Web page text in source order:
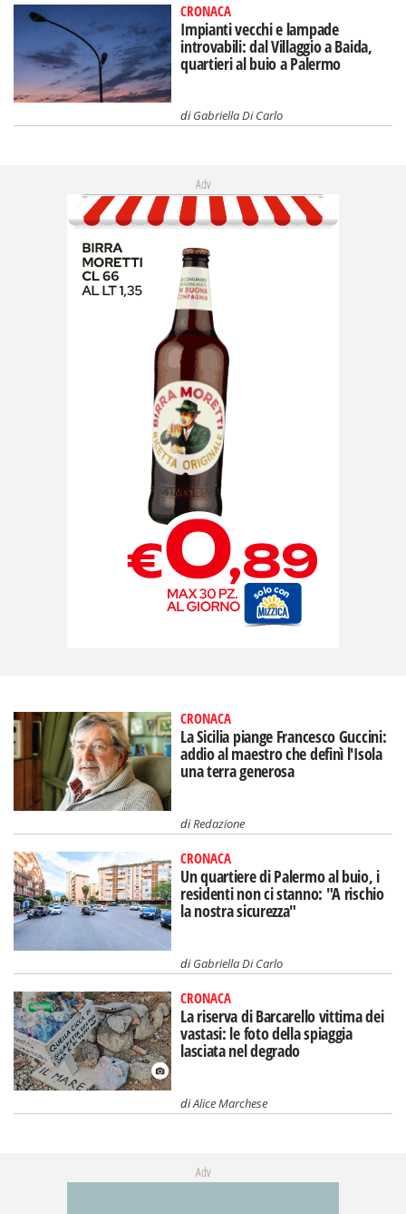
CRONACA
Impianti vecchi e lampade
introvabili: dal Villaggio a Baida,
quartieri al buio a Palermo
diGabriella Di Carlo
Adv
CRONACA
La Sicilia piange Francesco Guccini:
addio al maestro che definì l'Isola
una terra generosa
diRedazione
CRONACA
Un quartiere di Palermo al buio, i
residenti non ci stanno: "A rischio
la nostra sicurezza"
diGabriella Di Carlo
CRONACA
La riserva di Barcarello vittima dei
vastasi: le foto della spiaggia
lasciata nel degrado
diAlice Marchese
Adv